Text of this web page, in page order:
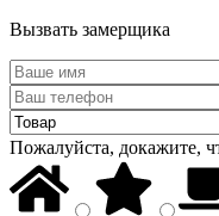
Вызвать замерщика
Пожалуйста, докажите,